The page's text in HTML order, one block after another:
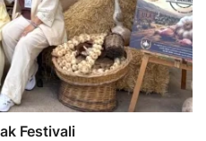
Festivali